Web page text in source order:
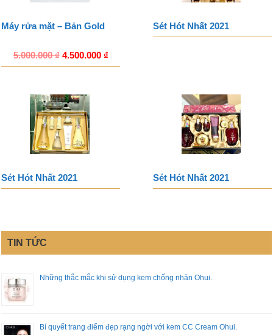
Máy rửa mặt – Bản Gold
5.000.000₫ 4.500.000 ₫
Sét Hót Nhất 2021
Sét Hót Nhất 2021 Sét Hót Nhất 2021
TIN TỨC
Những thắc mắc khi sử dụng kem chống nhăn Ohui.
Bí quyết trang điểm đẹp rạng ngời với kem CC Cream Ohui.